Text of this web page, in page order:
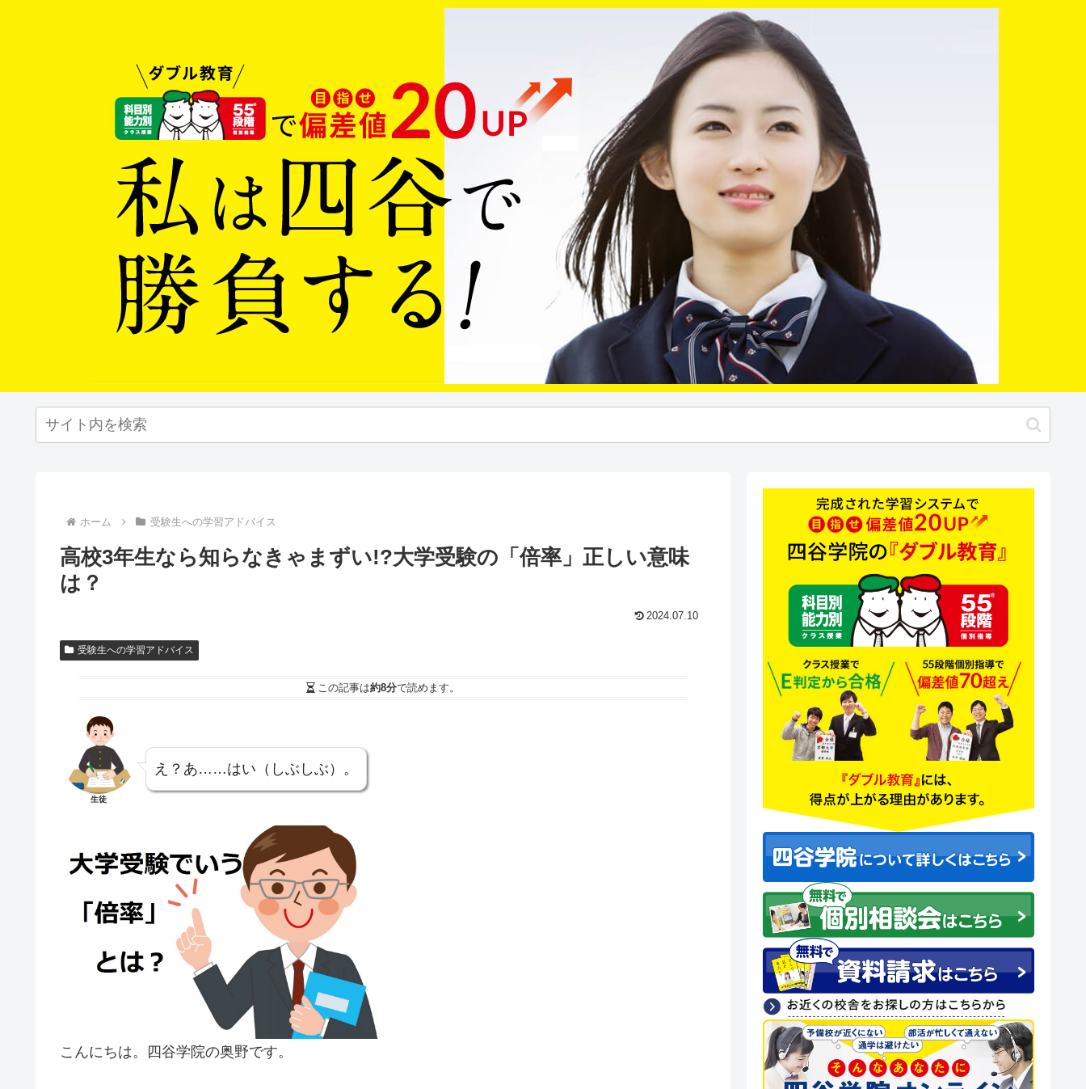
ホーム 受験生への学習アドバイス
高校3年生なら知らなきゃまずい!?大学受験の「倍率」正しい意味
は？
2024.07.10
受験生への学習アドバイス
この記事は約8分で読めます。
生徒
え？あ……はい（しぶしぶ）。
こんにちは。四谷学院の奥野です。